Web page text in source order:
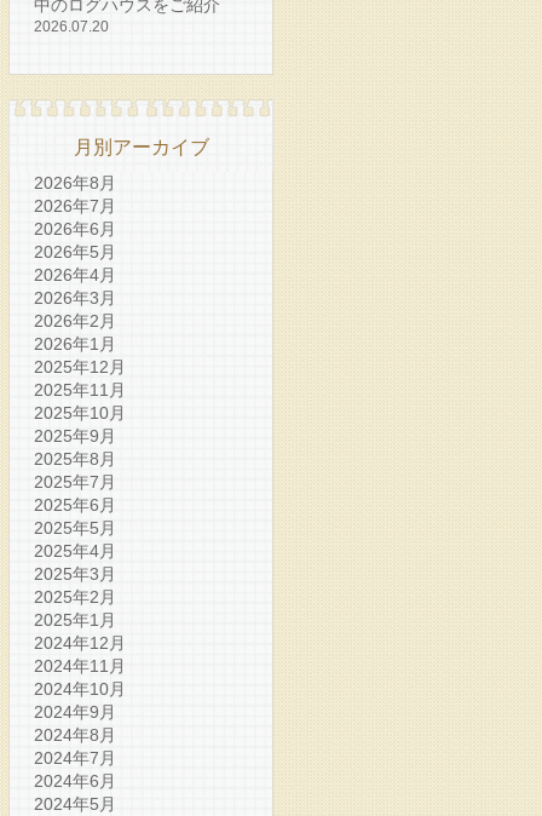
中のログハウスをご紹介
2026.07.20
月別アーカイブ
2026年8月
2026年7月
2026年6月
2026年5月
2026年4月
2026年3月
2026年2月
2026年1月
2025年12月
2025年11月
2025年10月
2025年9月
2025年8月
2025年7月
2025年6月
2025年5月
2025年4月
2025年3月
2025年2月
2025年1月
2024年12月
2024年11月
2024年10月
2024年9月
2024年8月
2024年7月
2024年6月
2024年5月